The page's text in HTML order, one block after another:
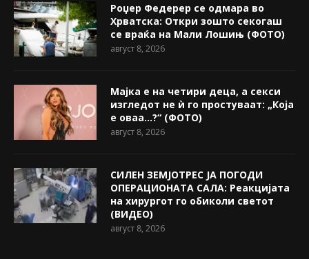
Роџер Федерер се одмара во
Хрватска: Откри зошто секогаш
се враќа на Мали Лошињ (ФОТО)
август 8, 2026
Мајка е на четири деца, а секси
изгледот не ѝ го простуваат: „Која
е оваа…?“ (ФОТО)
август 8, 2026
СИЛЕН ЗЕМЈОТРЕС ЈА ПОГОДИ
ОПЕРАЦИОНАТА САЛА: Реакцијата
на хирургот го обиколи светот
(ВИДЕО)
август 8, 2026